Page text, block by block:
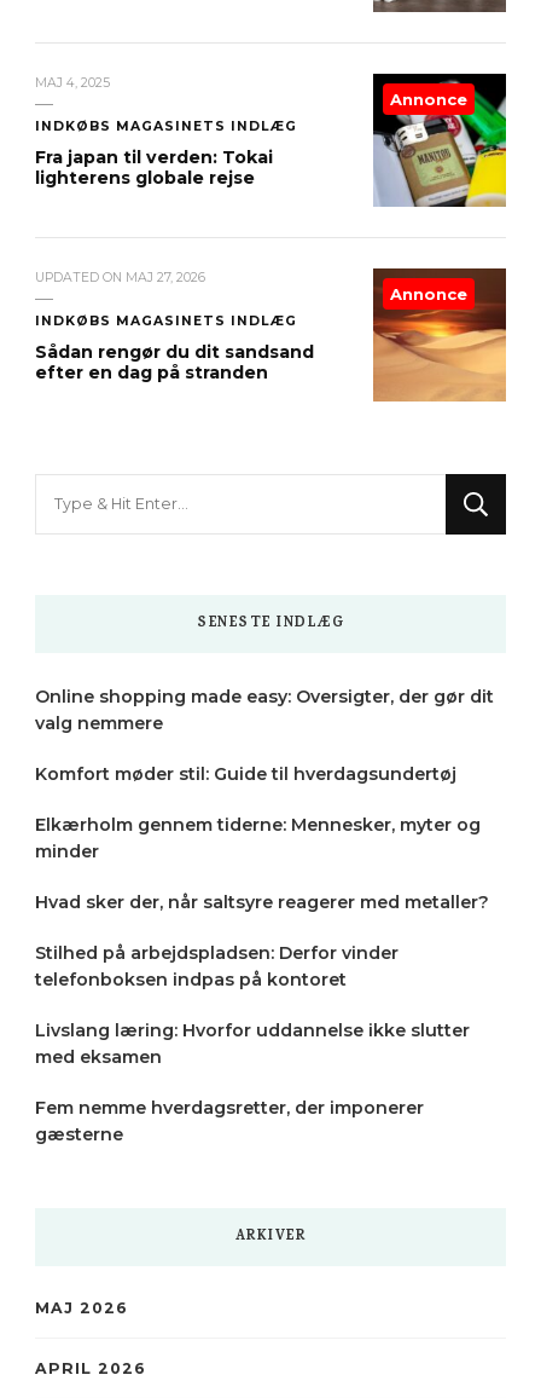
MAJ 4, 2025
INDKØBS MAGASINETS INDLÆG
Fra japan til verden: Tokai
lighterens globale rejse
Annonce
UPDATED ON MAJ 27, 2026
INDKØBS MAGASINETS INDLÆG
Sådan rengør du dit sandsand
efter en dag på stranden
Annonce
SENESTE INDLÆG
Online shopping made easy: Oversigter, der gør dit
valg nemmere
Komfort møder stil: Guide til hverdagsundertøj
Elkærholm gennem tiderne: Mennesker, myter og
minder
Hvad sker der, når saltsyre reagerer med metaller?
Stilhed på arbejdspladsen: Derfor vinder
telefonboksen indpas på kontoret
Livslang læring: Hvorfor uddannelse ikke slutter
med eksamen
Fem nemme hverdagsretter, der imponerer
gæsterne
ARKIVER
MAJ 2026
APRIL 2026